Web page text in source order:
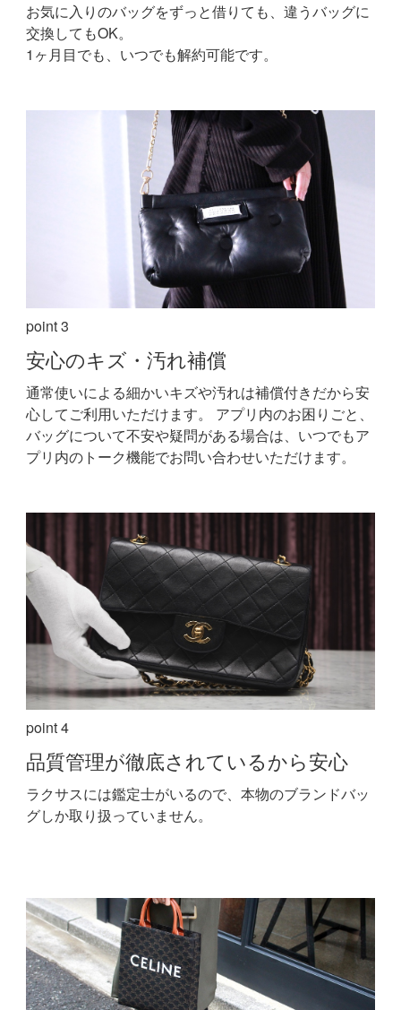
お気に入りのバッグをずっと借りても、違うバッグに
交換してもOK。
1ヶ月目でも、いつでも解約可能です。
point 3
安心のキズ・汚れ補償
通常使いによる細かいキズや汚れは補償付きだから安
心してご利用いただけます。 アプリ内のお困りごと、
バッグについて不安や疑問がある場合は、いつでもア
プリ内のトーク機能でお問い合わせいただけます。
point 4
品質管理が徹底されているから安心
ラクサスには鑑定士がいるので、本物のブランドバッ
グしか取り扱っていません。